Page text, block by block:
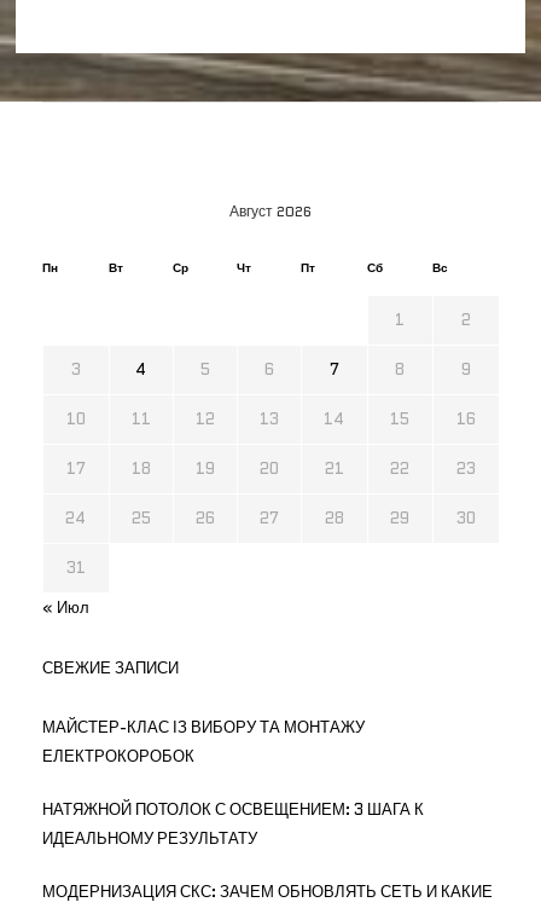
Август 2026
Пн Вт Ср Чт Пт Сб Вс
1 2
3 4 5 6 7 8 9
10 11 12 13 14 15 16
17 18 19 20 21 22 23
24 25 26 27 28 29 30
31
« Июл
СВЕЖИЕ ЗАПИСИ
МАЙСТЕР-КЛАС ІЗ ВИБОРУ ТА МОНТАЖУ
ЕЛЕКТРОКОРОБОК
НАТЯЖНОЙ ПОТОЛОК С ОСВЕЩЕНИЕМ: 3 ШАГА К
ИДЕАЛЬНОМУ РЕЗУЛЬТАТУ
МОДЕРНИЗАЦИЯ СКС: ЗАЧЕМ ОБНОВЛЯТЬ СЕТЬ И КАКИЕ